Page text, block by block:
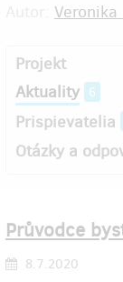
Veronika
Projekt
Aktuality 6
Prispievatelia
Otázky a
Průvodce
8.7.2020